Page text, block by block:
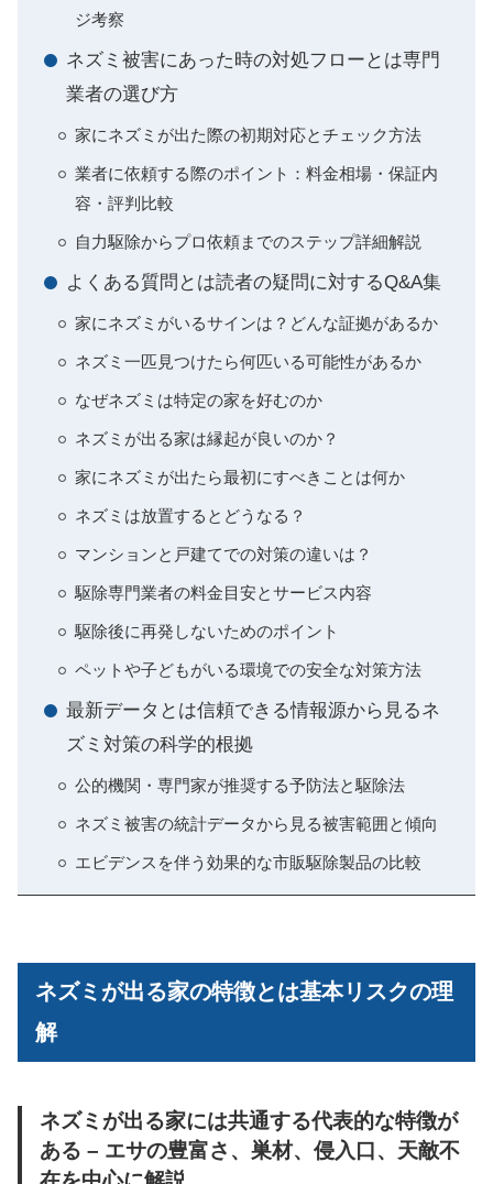
ジ考察
ネズミ被害にあった時の対処フローとは専門
業者の選び方
家にネズミが出た際の初期対応とチェック方法
業者に依頼する際のポイント：料金相場・保証内
容・評判比較
自力駆除からプロ依頼までのステップ詳細解説
よくある質問とは読者の疑問に対するQ&A集
家にネズミがいるサインは？どんな証拠があるか
ネズミ一匹見つけたら何匹いる可能性があるか
なぜネズミは特定の家を好むのか
ネズミが出る家は縁起が良いのか？
家にネズミが出たら最初にすべきことは何か
ネズミは放置するとどうなる？
マンションと戸建てでの対策の違いは？
駆除専門業者の料金目安とサービス内容
駆除後に再発しないためのポイント
ペットや子どもがいる環境での安全な対策方法
最新データとは信頼できる情報源から見るネ
ズミ対策の科学的根拠
公的機関・専門家が推奨する予防法と駆除法
ネズミ被害の統計データから見る被害範囲と傾向
エビデンスを伴う効果的な市販駆除製品の比較
ネズミが出る家の特徴とは基本リスクの理
解
ネズミが出る家には共通する代表的な特徴が
ある – エサの豊富さ、巣材、侵入口、天敵不